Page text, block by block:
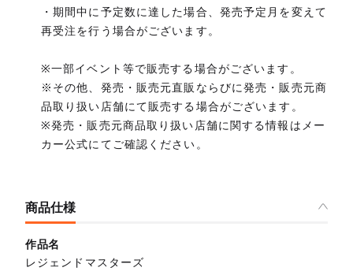
・期間中に予定数に達した場合、発売予定月を変えて
再受注を行う場合がございます。
※一部イベント等で販売する場合がございます。
※その他、発売・販売元直販ならびに発売・販売元商
品取り扱い店舗にて販売する場合がございます。
※発売・販売元商品取り扱い店舗に関する情報はメー
カー公式にてご確認ください。
商品仕様
作品名
レジェンドマスターズ